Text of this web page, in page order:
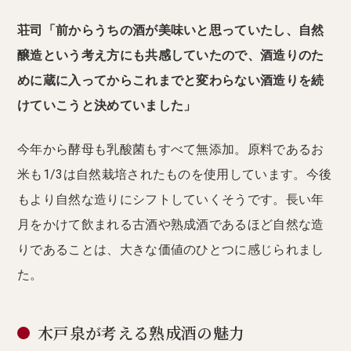
荘司「前からうちの酒が美味いと思っていたし、自然
醸造という考え方にも共感していたので、酒造りのた
めに蔵に入ってからこれまでと変わらない酒造りを続
けていこうと決めていました」
今年から酵母も乳酸菌もすべて無添加。原料であるお
米も1/3は自然栽培されたものを使用しています。今後
もより自然な造りにシフトしていくそうです。長い年
月をかけて飲まれる古酒や熟成酒であるほど自然な造
りであることは、大きな価値のひとつに感じられまし
た。
木戸泉が考える熟成酒の魅力